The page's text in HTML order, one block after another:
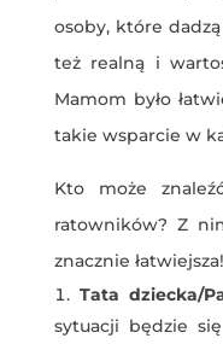
osoby, które
też realną i
Mamom było
takie wsparcie w
Kto może
ratowników? Z
znacznie łatwiejsza!
Tata dziecka/
sytuacji będzie